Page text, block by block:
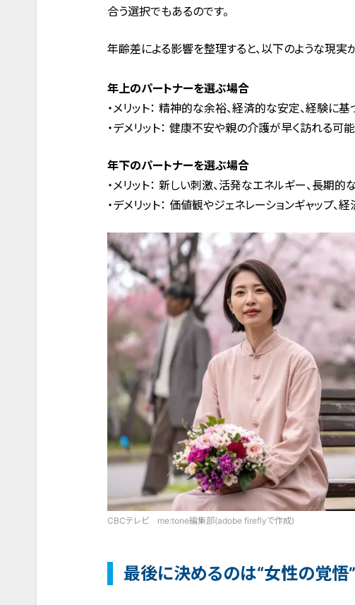
合う選択でもあるのです。
年齢差による影響を整理すると、以下のような現実
年上のパートナーを選ぶ場合
・メリット： 精神的な余裕、経済的な安定、経験に基
・デメリット： 健康不安や親の介護が早く訪れる可
年下のパートナーを選ぶ場合
・メリット： 新しい刺激、活発なエネルギー、長期的
・デメリット： 価値観やジェネレーションギャップ、
CBCテレビ me:tone編集部(adobe fireflyで作成)
最後に決めるのは“女性の覚悟